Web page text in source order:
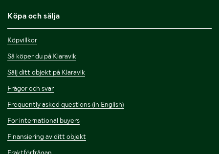
Köpa och sälja
Köpvillkor
Så köper du på Klaravik
Sälj ditt objekt på Klaravik
Frågor och svar
Frequently asked questions (in English)
For international buyers
Finansiering av ditt objekt